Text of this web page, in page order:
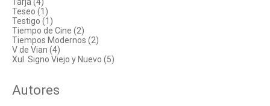
Tarja (4)
Teseo (1)
Testigo (1)
Tiempo de Cine (2)
Tiempos Modernos (2)
V de Vian (4)
Xul. Signo Viejo y Nuevo (5)
Autores